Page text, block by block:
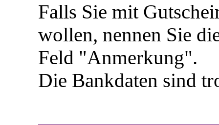
Falls Sie mit
wollen, nennen Sie
Feld "Anmerkung".
Die Bankdaten sind